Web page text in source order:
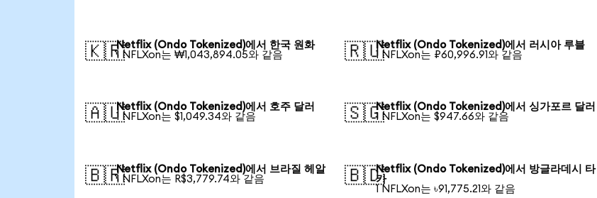
🇰🇷Netflix (Ondo Tokenized)에서 한국 원화
1 NFLXon는 ₩1,043,894.05와 같음
🇷🇺Netflix (Ondo Tokenized)에서 러시아 루블
1 NFLXon는 ₽60,996.91와 같음
🇦🇺Netflix (Ondo Tokenized)에서 호주 달러
1 NFLXon는 $1,049.34와 같음
🇸🇬Netflix (Ondo Tokenized)에서 싱가포르 달러
1 NFLXon는 $947.66와 같음
🇧🇷Netflix (Ondo Tokenized)에서 브라질 헤알
1 NFLXon는 R$3,779.74와 같음
🇧🇩Netflix (Ondo Tokenized)에서 방글라데시 타
카
1 NFLXon는 ৳91,775.21와 같음